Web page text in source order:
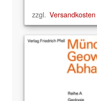
zzgl. Versandkosten